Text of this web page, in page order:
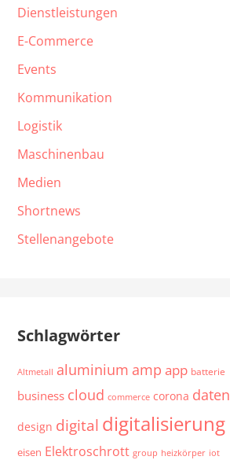
Dienstleistungen
E-Commerce
Events
Kommunikation
Logistik
Maschinenbau
Medien
Shortnews
Stellenangebote
Schlagwörter
Altmetall aluminium amp app batterie
business cloud commerce corona daten
design digital digitalisierung
eisen Elektroschrott group heizkörper iot